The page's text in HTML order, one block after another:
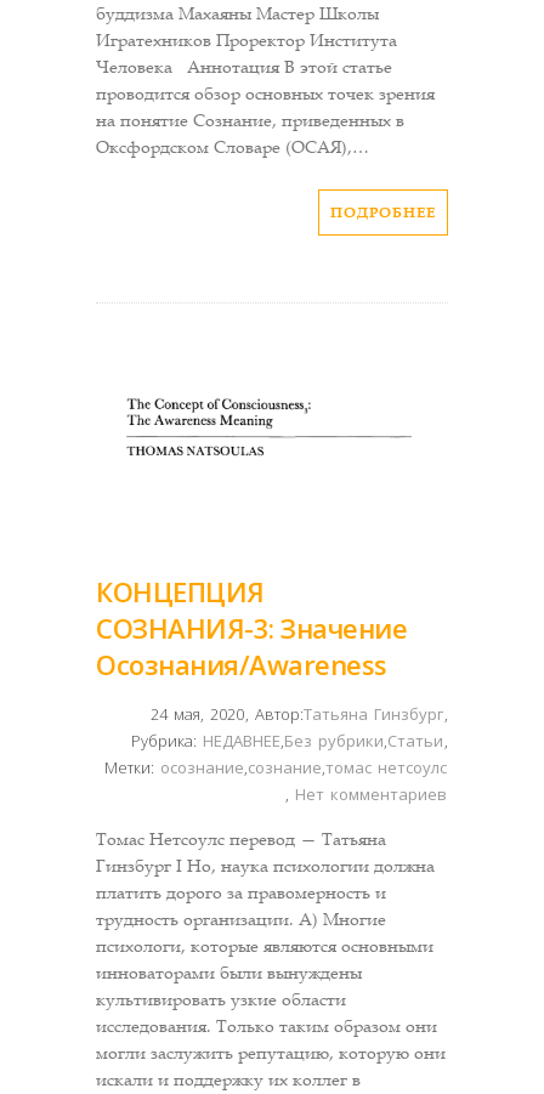
буддизма Махаяны Мастер Школы
Игратехников Проректор Института
Человека Аннотация В этой статье
проводится обзор основных точек зрения
на понятие Сознание, приведенных в
Оксфордском Словаре (ОСАЯ),…
ПОДРОБНЕЕ
КОНЦЕПЦИЯ
СОЗНАНИЯ-3: Значение
Осознания/Awareness
24 мая, 2020, Автор:Татьяна Гинзбург,
Рубрика: НЕДАВНЕЕ,Без рубрики,Статьи,
Метки: осознание,сознание,томас нетсоулс
, Нет комментариев
Томас Нетсоулс перевод — Татьяна
Гинзбург I Но, наука психологии должна
платить дорого за правомерность и
трудность организации. А) Многие
психологи, которые являются основными
инноваторами были вынуждены
культивировать узкие области
исследования. Только таким образом они
могли заслужить репутацию, которую они
искали и поддержку их коллег в